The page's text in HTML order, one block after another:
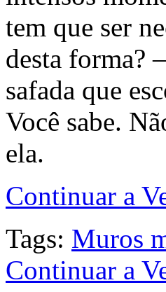
tem que ser
desta forma?
safada que
Você sabe.
ela.
Continuar a
Tags: Muros
Continuar a